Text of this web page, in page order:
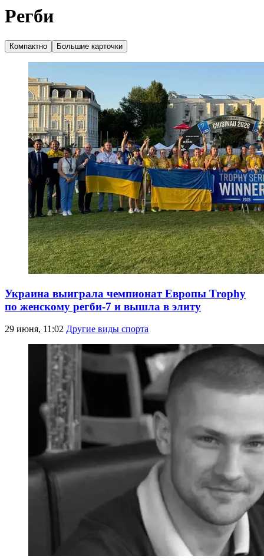
Регби
Компактно Большие карточки
Украина выиграла чемпионат Европы Trophy
по женскому регби-7 и вышла в элиту
29 июня, 11:02 Другие виды спорта